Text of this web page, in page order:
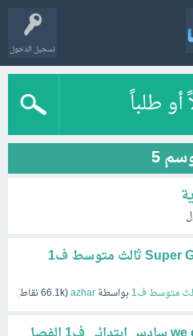
تسجيل الدخول
طلباً
5
اسئلة اختبار انجليزي 5 Super Goal ثالث متوسط ف1
متوسط ف1 بواسطةazhar
(
66.1kنقاط)